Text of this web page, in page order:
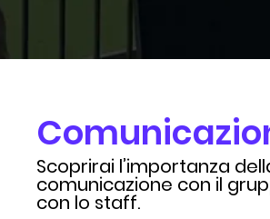
Scoprirai l’importanza
comunicazione con il
con lo staff.